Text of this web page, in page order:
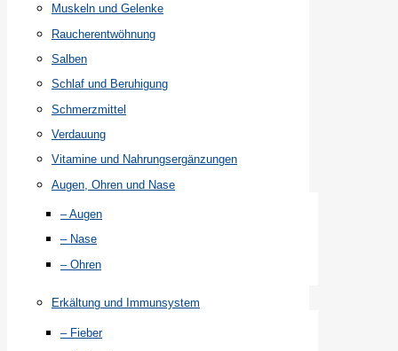
Muskeln und Gelenke
Raucherentwöhnung
Salben
Schlaf und Beruhigung
Schmerzmittel
Verdauung
Vitamine und Nahrungsergänzungen
Augen, Ohren und Nase
– Augen
– Nase
– Ohren
Erkältung und Immunsystem
– Fieber